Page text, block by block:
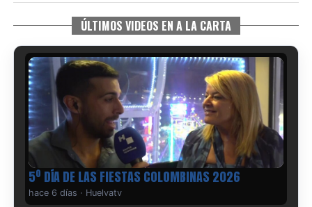
ÚLTIMOS VIDEOS EN A LA CARTA
5º DÍA DE LAS FIESTAS COLOMBINAS 2026
hace 6 días · Huelvatv